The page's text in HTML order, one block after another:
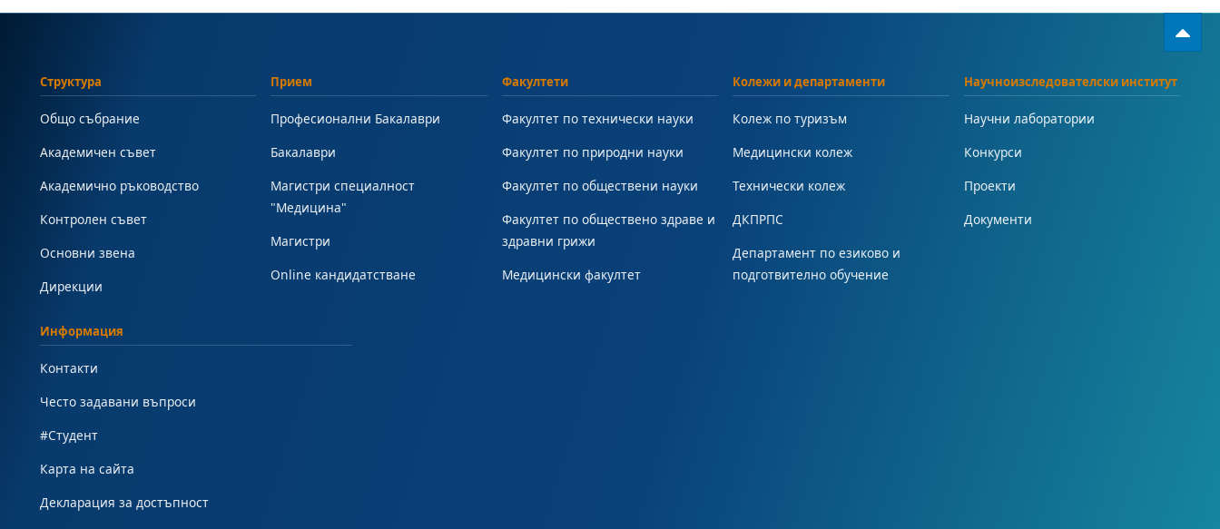
Структура
Общо събрание
Академичен съвет
Академично ръководство
Контролен съвет
Основни звена
Дирекции
Прием
Професионални Бакалаври
Бакалаври
Магистри специалност
"Медицина"
Магистри
Online кандидатстване
Факултети
Факултет по технически науки
Факултет по природни науки
Факултет по обществени науки
Факултет по обществено здраве и
здравни грижи
Медицински факултет
Колежи и департаменти
Колеж по туризъм
Медицински колеж
Технически колеж
ДКПРПС
Департамент по езиково и
подготвително обучение
Научноизследователски институт
Научни лаборатории
Конкурси
Проекти
Документи
Информация
Контакти
Често задавани въпроси
#Студент
Карта на сайта
Декларация за достъпност